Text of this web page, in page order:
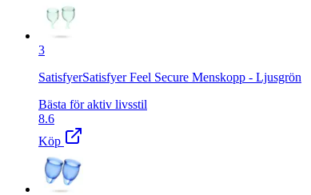
3
SatisfyerSatisfyer Feel Secure Menskopp - Ljusgrön
Bästa för aktiv livsstil
8.6
Köp